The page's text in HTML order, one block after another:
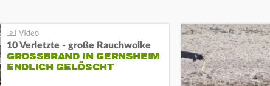
10 Verletzte - große Rauchwolke
GROSSBRAND IN GERNSHEIM E
NDLICH GELÖSCHT